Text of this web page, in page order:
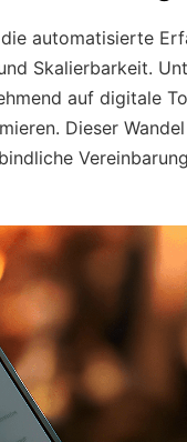
automatisierte
Skalierbarkeit.
auf digitale
Dieser